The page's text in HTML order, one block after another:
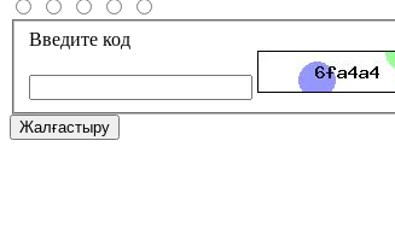
Введите код
Жалғастыру